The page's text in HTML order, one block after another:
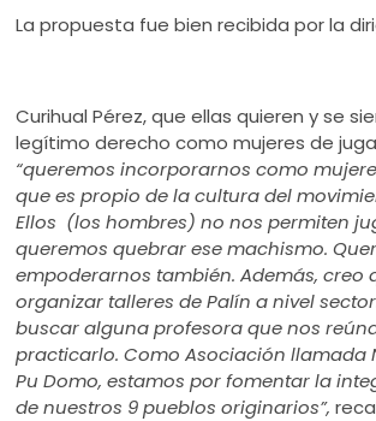
La propuesta fue bien recibida por la
Curihual Pérez, que ellas quieren y se
legítimo derecho como mujeres de
“queremos incorporarnos como
que es propio de la cultura del
Ellos (los hombres) no nos permiten
queremos quebrar ese machismo.
empoderarnos también. Además, creo
organizar talleres de Palín a nivel
buscar alguna profesora que nos
practicarlo. Como Asociación llamada
Pu Domo, estamos por fomentar la
de nuestros 9 pueblos originarios”,